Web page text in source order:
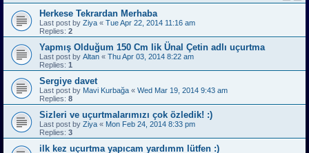
Herkese Tekrardan Merhaba
Last post by Ziya « Tue Apr 22, 2014 11:16 am
Replies: 2
Yapmış Olduğum 150 Cm lik Ünal Çetin adlı uçurtma
Last post by Altan « Thu Apr 03, 2014 8:22 am
Replies: 1
Sergiye davet
Last post by Mavi Kurbağa « Wed Mar 19, 2014 9:43 am
Replies: 8
Sizleri ve uçurtmalarımızı çok özledik! :)
Last post by Ziya « Mon Feb 24, 2014 8:33 pm
Replies: 3
ilk kez uçurtma yapıcam yardımm lütfen :)